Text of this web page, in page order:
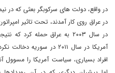
در واقع، دولت ‌های سرکوبگر بعثی که در
در عراق روی کار آمدند، تحت تاثیر
در سال ۲۰۰۳ به عراق حمله
آمریکا در سال ۲۰۱۱ در
افراد بسیاری، سیاست آمریکا را مسوول